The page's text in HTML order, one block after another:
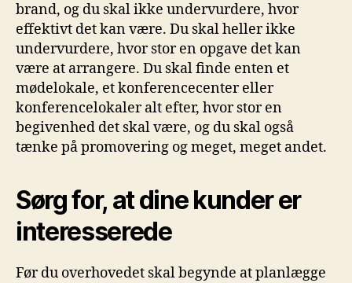
brand, og du skal ikke undervurdere, hvor
effektivt det kan være. Du skal heller ikke
undervurdere, hvor stor en opgave det kan
være at arrangere. Du skal finde enten et
mødelokale, et konferencecenter eller
konferencelokaler alt efter, hvor stor en
begivenhed det skal være, og du skal også
tænke på promovering og meget, meget andet.
Sørg for, at dine kunder er
interesserede
Før du overhovedet skal begynde at planlægge